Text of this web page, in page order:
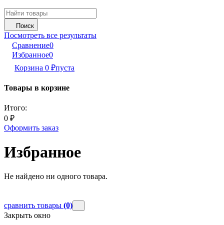
Поиск
Посмотреть все результаты
Сравнение0
Избранное0
Корзина 0 ₽пуста
Товары в корзине
Итого:
0 ₽
Оформить заказ
Избранное
Не найдено ни одного товара.
сравнить товары (0)
Закрыть окно